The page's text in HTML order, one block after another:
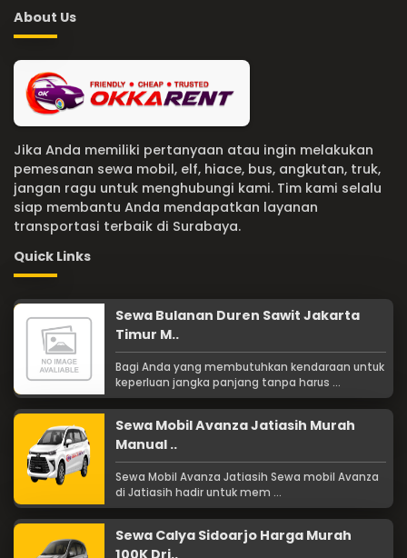
About Us
Jika Anda memiliki pertanyaan atau ingin melakukan
pemesanan sewa mobil, elf, hiace, bus, angkutan, truk,
jangan ragu untuk menghubungi kami. Tim kami selalu
siap membantu Anda mendapatkan layanan
transportasi terbaik di Surabaya.
Quick Links
Sewa Bulanan Duren Sawit Jakarta
Timur M..
Bagi Anda yang membutuhkan kendaraan untuk
keperluan jangka panjang tanpa harus ...
Sewa Mobil Avanza Jatiasih Murah
Manual ..
Sewa Mobil Avanza Jatiasih Sewa mobil Avanza
di Jatiasih hadir untuk mem ...
Sewa Calya Sidoarjo Harga Murah